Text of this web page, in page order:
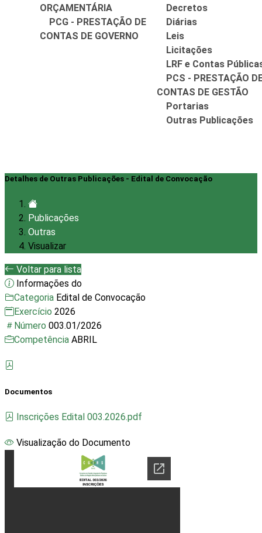
ORÇAMENTÁRIA
PCG - PRESTAÇÃO DE
CONTAS DE GOVERNO
Decretos
Diárias
Leis
Licitações
LRF e Contas
PCS - PRESTAÇÃO
CONTAS DE GESTÃO
Portarias
Outras Publicações
Detalhes de Outras Publicações - Edital de Convocação
Publicações
Outras
Visualizar
Voltar para lista
Informações do
Categoria Edital de Convocação
Exercício 2026
Número 003.01/2026
Competência ABRIL
Documentos
Inscrições Edital 003.2026.pdf
Visualização do Documento